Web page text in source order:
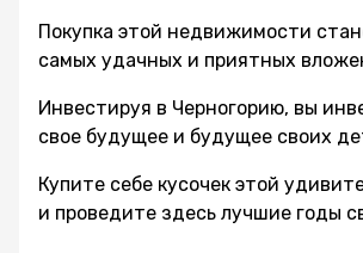
Покупка этой недвижимости
самых удачных и приятных
Инвестируя в Черногорию, вы
свое будущее и будущее своих
Купите себе кусочек этой
и проведите здесь лучшие годы